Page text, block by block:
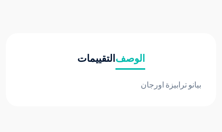
الوصفالتقييمات
بيانو ترابيزة اورجان